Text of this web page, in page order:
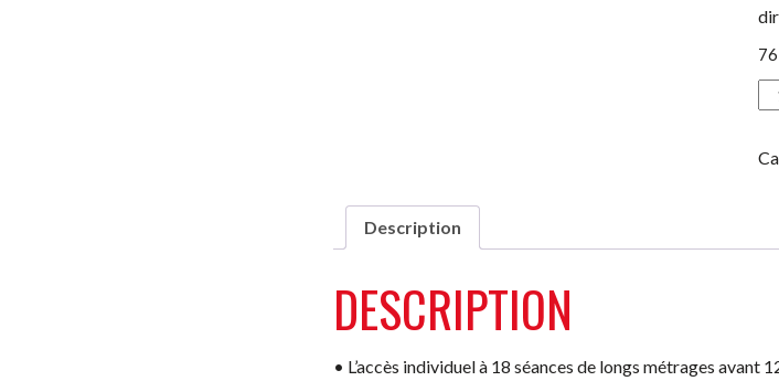
de
Description
DESCRIPTION
• L’accès individuel à 18 séances de longs métrages avant